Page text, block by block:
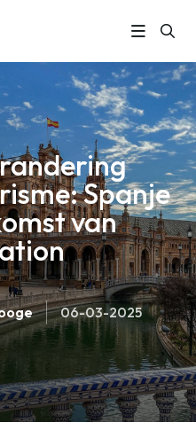
Klimaatverandering verandert toerisme: Spanje vs. de opkomst van coolcation
Spanje
van
06-03-2025